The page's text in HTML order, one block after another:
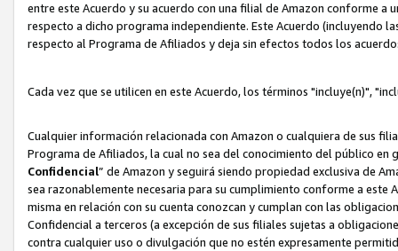
entre este Acuerdo y su acuerdo con una filial de Amazon conforme
respecto a dicho programa independiente. Este Acuerdo (incluyendo
respecto al Programa de Afiliados y deja sin efectos todos los
Cada vez que se utilicen en este Acuerdo, los términos "incluye(n)",
Cualquier información relacionada con Amazon o cualquiera de sus
Programa de Afiliados, la cual no sea del conocimiento del público
Confidencial” de Amazon y seguirá siendo propiedad exclusiva de
sea razonablemente necesaria para su cumplimiento conforme a
misma en relación con su cuenta conozcan y cumplan con las
Confidencial a terceros (a excepción de sus filiales sujetas a
contra cualquier uso o divulgación que no estén expresamente